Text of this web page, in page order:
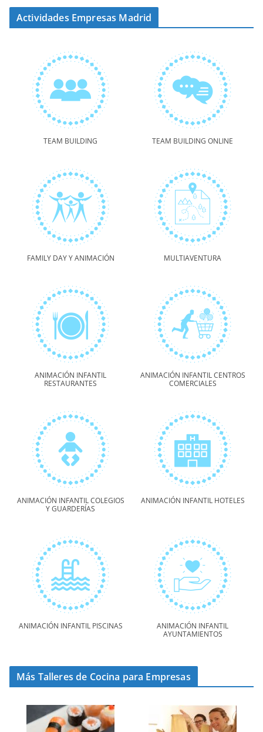
Actividades Empresas Madrid
TEAM BUILDING TEAM BUILDING ONLINE
FAMILY DAY Y ANIMACIÓN MULTIAVENTURA
ANIMACIÓN INFANTIL
RESTAURANTES
ANIMACIÓN INFANTIL CENTROS
COMERCIALES
ANIMACIÓN INFANTIL COLEGIOS
Y GUARDERÍAS
ANIMACIÓN INFANTIL HOTELES
ANIMACIÓN INFANTIL PISCINAS
ANIMACIÓN INFANTIL
AYUNTAMIENTOS
Más Talleres de Cocina para Empresas